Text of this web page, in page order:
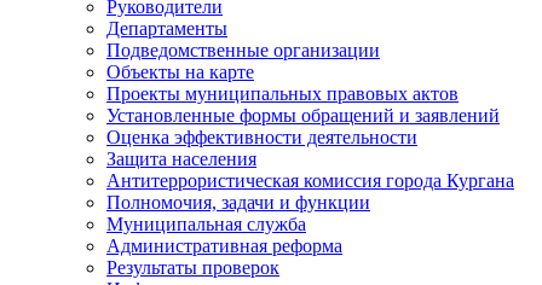
Руководители
Департаменты
Подведомственные организации
Объекты на карте
Проекты муниципальных правовых актов
Установленные формы обращений и заявлений
Оценка эффективности деятельности
Защита населения
Антитеррористическая комиссия города Кургана
Полномочия, задачи и функции
Муниципальная служба
Административная реформа
Результаты проверок